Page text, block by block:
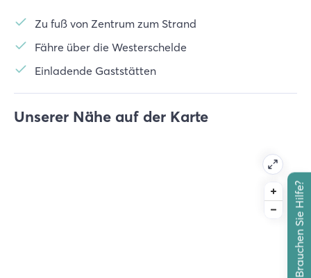
Brauchen Sie Hilfe?
Zu fuß von Zentrum zum Strand
Fähre über die Westerschelde
Einladende Gaststätten
Unserer Nähe auf der Karte